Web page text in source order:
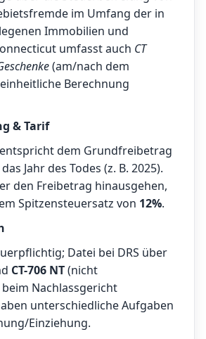
im Umfang der in
Immobilien und
umfasst auch CT
(am/nach dem
Berechnung
& Tarif
dem Grundfreibetrag
Jahr des Todes (z. B. 2025).
den Freibetrag hinausgehen,
Spitzensteuersatz von 12%.
Datei bei DRS über
CT-706 NT(nicht
Nachlassgericht
unterschiedliche Aufgaben
Einziehung.